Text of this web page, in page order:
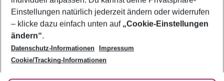
Über uns
AGB
Bestpreisgarantie
Cookie-Einstellungen ändern
Cookie-Richtlinie
Agenturbetreuung
Barrierefreies Reisen
Folge uns
Einstellungen natürlich jederzeit ändern oder widerrufen
– klicke dazu einfach unten auf „Cookie-Einstellungen
ändern“.
Datenschutz-Informationen
Impressum
Cookie/Tracking-Informationen